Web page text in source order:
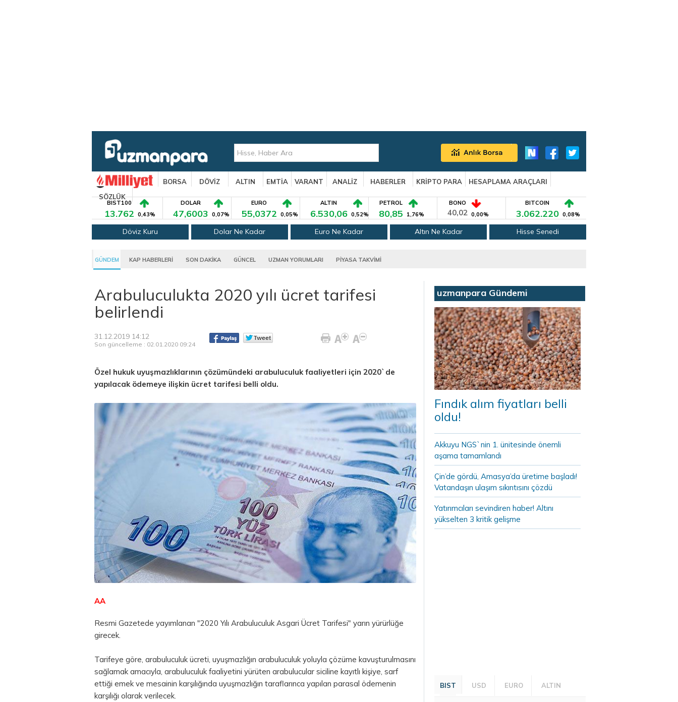
BORSA DÖVİZ ALTIN EMTİA VARANT ANALİZ HABERLER KRİPTO PARA
HESAPLAMA ARAÇLARI
SÖZLÜK
BIST100
13.762 0,43%
DOLAR
47,6003 0,07%
EURO
55,0372 0,05%
ALTIN
6.530,06 0,52%
PETROL
80,85 1,76%
BONO
40,02 0,00%
BITCOIN
3.062.220 0,08%
Döviz Kuru Dolar Ne Kadar Euro Ne Kadar Altın Ne Kadar Hisse Senedi
GÜNDEM KAP HABERLERİ SON DAKİKA GÜNCEL UZMAN YORUMLARI PİYASA TAKVİMİ
Arabuluculukta 2020 yılı ücret tarifesi
belirlendi
31.12.2019 14:12
Son güncelleme : 02.01.2020 09:24
Özel hukuk uyuşmazlıklarının çözümündeki arabuluculuk faaliyetleri için 2020`de
yapılacak ödemeye ilişkin ücret tarifesi belli oldu.
AA
Resmi Gazetede yayımlanan "2020 Yılı Arabuluculuk Asgari Ücret Tarifesi" yarın yürürlüğe
girecek.
Tarifeye göre, arabuluculuk ücreti, uyuşmazlığın arabuluculuk yoluyla çözüme kavuşturulmasını
sağlamak amacıyla, arabuluculuk faaliyetini yürüten arabulucular siciline kayıtlı kişiye, sarf
ettiği emek ve mesainin karşılığında uyuşmazlığın taraflarınca yapılan parasal ödemenin
karşılığı olarak verilecek.
uzmanpara Gündemi
Fındık alım fiyatları belli
oldu!
Akkuyu NGS`nin 1. ünitesinde önemli
aşama tamamlandı
Çin’de gördü, Amasya’da üretime başladı!
Vatandaşın ulaşım sıkıntısını çözdü
Yatırımcıları sevindiren haber! Altını
yükselten 3 kritik gelişme
BIST USD EURO ALTIN